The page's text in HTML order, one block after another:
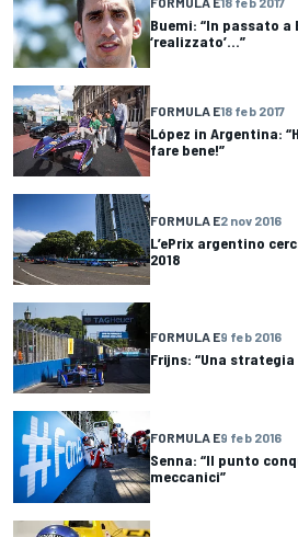
Buemi: “In passato a
‘realizzato’...”
FORMULA E18 feb 2017
López in Argentina:
fare bene!”
FORMULA E2 nov 2016
L’ePrix argentino
2018
FORMULA E9 feb 2016
Frijns: “Una
FORMULA E9 feb 2016
Senna: “Il punto
meccanici”